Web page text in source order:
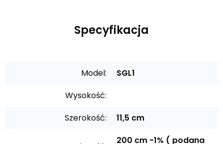
Specyfikacja
Model:
SGL1
Wysokość:
Szerokość:
11,5 cm
200 cm -1% ( podana